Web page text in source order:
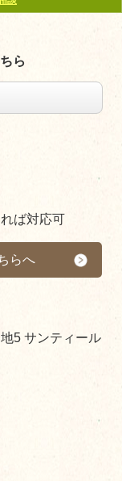
ら
ば対応可
らへ
5 サンティール